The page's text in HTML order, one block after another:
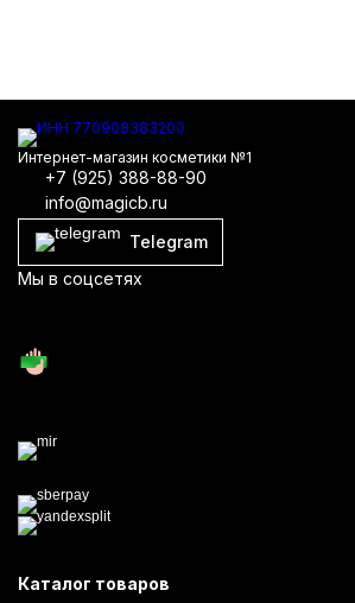
Интернет-магазин косметики №1
+7 (925) 388-88-90
info@magicb.ru
Telegram
Мы в соцсетях
Каталог товаров